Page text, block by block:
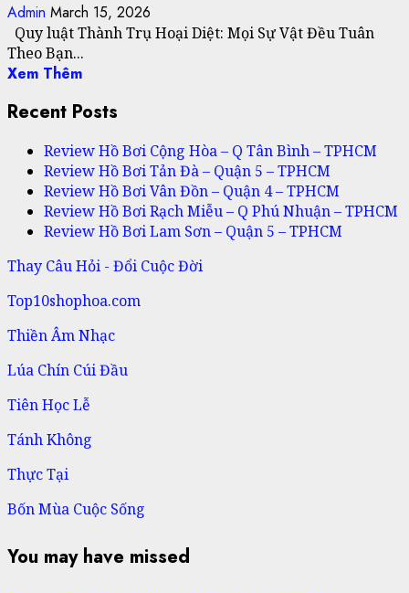
Admin March 15, 2026
Quy luật Thành Trụ Hoại Diệt: Mọi Sự Vật Đều Tuân
Theo Bạn...
Xem Thêm
Recent Posts
Review Hồ Bơi Cộng Hòa – Q Tân Bình – TPHCM
Review Hồ Bơi Tản Đà – Quận 5 – TPHCM
Review Hồ Bơi Vân Đồn – Quận 4 – TPHCM
Review Hồ Bơi Rạch Miễu – Q Phú Nhuận – TPHCM
Review Hồ Bơi Lam Sơn – Quận 5 – TPHCM
Thay Câu Hỏi - Đổi Cuộc Đời
Top10shophoa.com
Thiền Âm Nhạc
Lúa Chín Cúi Đầu
Tiên Học Lễ
Tánh Không
Thực Tại
Bốn Mùa Cuộc Sống
You may have missed